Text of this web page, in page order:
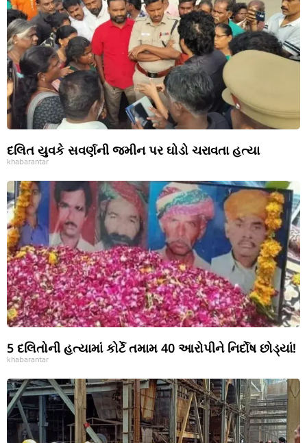
દલિત યુવકે સવર્ણની જમીન પર ઘોડો ચરાવતા હત્યા
khabarantar
5 દલિતોની હત્યામાં કોર્ટે તમામ 40 આરોપીને નિર્દોષ છોડ્યાં!
khabarantar